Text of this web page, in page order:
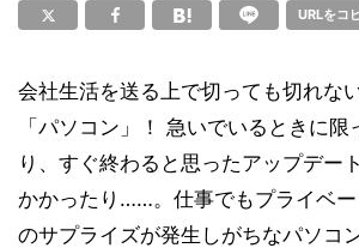
URLをコ
会社生活を送る上で切っても切れな
「パソコン」！ 急いでいるときに
り、すぐ終わると思ったアップデー
かかったり……。仕事でもプライベ
のサプライズが発生しがちなパソコ